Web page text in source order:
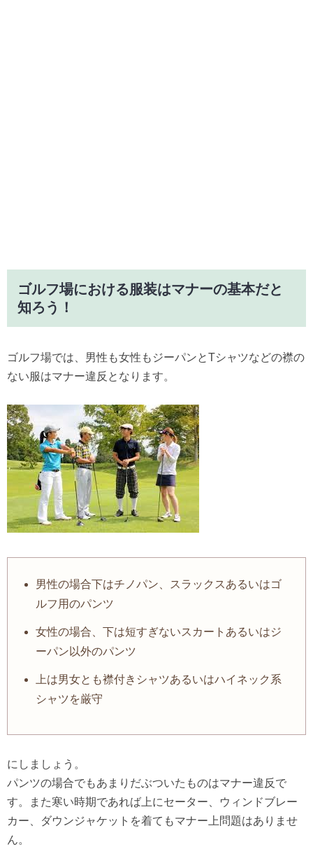
ゴルフ場における服装はマナーの基本だと
知ろう！
ゴルフ場では、男性も女性もジーパンとTシャツなどの襟の
ない服はマナー違反となります。
男性の場合下はチノパン、スラックスあるいはゴ
ルフ用のパンツ
女性の場合、下は短すぎないスカートあるいはジ
ーパン以外のパンツ
上は男女とも襟付きシャツあるいはハイネック系
シャツを厳守
にしましょう。
パンツの場合でもあまりだぶついたものはマナー違反で
す。また寒い時期であれば上にセーター、ウィンドブレー
カー、ダウンジャケットを着てもマナー上問題はありませ
ん。